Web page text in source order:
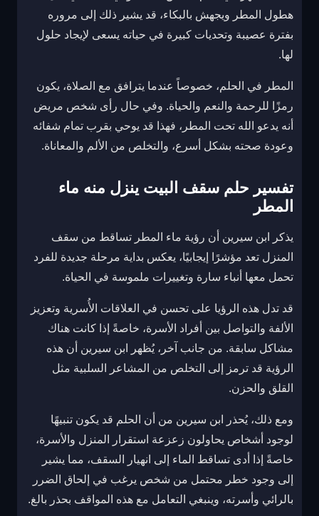
هطول المطر ويجهش بالبكاء، قد يشير ذلك إلى مروره
بفترة عصيبة وتحديات كبيرة في حياته يسعى لإيجاد حلول
لها.
المطر في الحلم، خصوصاً عندما يترافق مع الصلاة، يكون
رمزًا للرحمة والنعم والحياة. وفي حال رأى شخص مريض
أنه يدعو الله تحت المطر، فهذا قد يوحي بقرب تمام شفائه
وعودة صحته بشكل أسرع، والتخلص من الألم والمعاناة.
تفسير حلم سقف البيت ينزل منه ماء
المطر
يذكر ابن سيرين أن رؤية ماء المطر تساقط من سقف
المنزل تعد مؤشرًا إيجابيًا، يعكس بداية مرحلة جديدة للفرد
تحمل معها أنباء سارة وتغييرات ملموسة في الحياة.
قد تدل هذه الرؤيا على تحسن في العلاقات الأُسرية وتعزيز
الألفة والتواصل بين أفراد الأسرة، خاصةً إذا كانت هناك
مشاكل سابقة. من جانب آخر، يُظهر ابن سيرين أن هذه
الرؤية قد ترمز إلى التخلص من المشاعر السلبية مثل
القلق والحزن.
ومع ذلك، يُحذر ابن سيرين من أن الحلم قد يكون تنبيهًا
لوجود أشخاص يحاولون زعزعة استقرار المنزل والأسرة،
خاصةً إذا أدى تساقط الماء إلى انهيار السقف، مما يشير
إلى وجود خطر محتمل من شخص يرغب في إلحاق الضرر
بالرائي وأسرته، وينبغي التعامل مع هذه المواقف بحذر بالغ.